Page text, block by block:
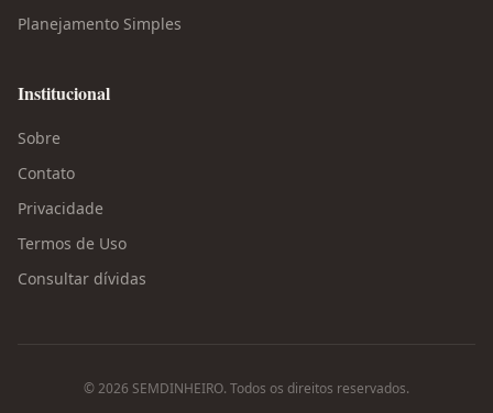
Planejamento Simples
Institucional
Sobre
Contato
Privacidade
Termos de Uso
Consultar dívidas
©2026 SEMDINHEIRO. Todos os direitos reservados.